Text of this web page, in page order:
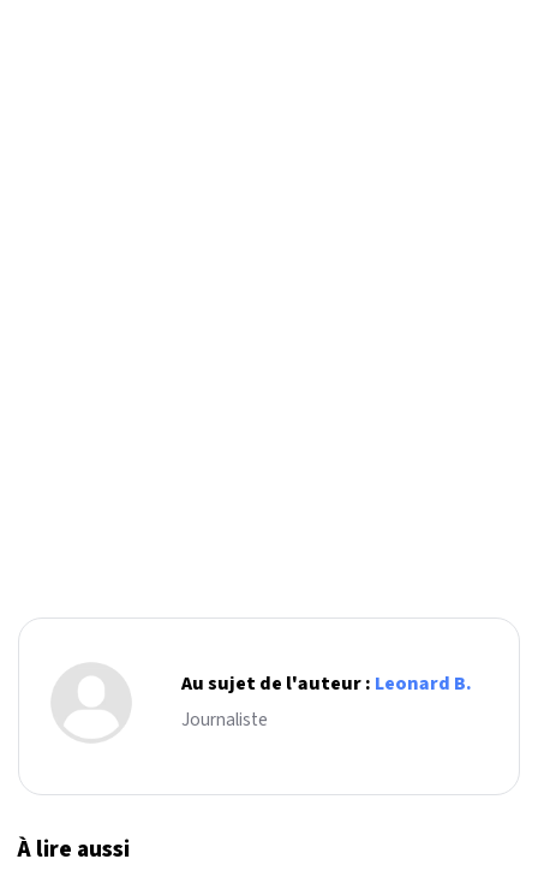
Au sujet de l'auteur : Leonard B.
Journaliste
À lire aussi